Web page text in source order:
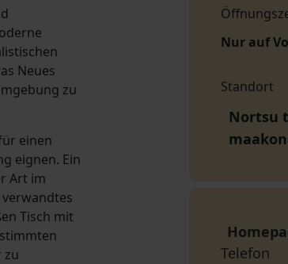
Neues
zu
einen
eignen. Ein
Art im
Tisch mit
zu
Nur auf
Standort
Nortsu
Telefon